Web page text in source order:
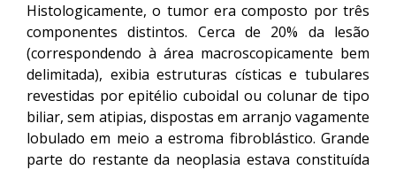
Histologicamente, o tumor era composto por três
componentes distintos. Cerca de 20% da lesão
(correspondendo à área macroscopicamente bem
delimitada), exibia estruturas císticas e tubulares
revestidas por epitélio cuboidal ou colunar de tipo
biliar, sem atipias, dispostas em arranjo vagamente
lobulado em meio a estroma fibroblástico. Grande
parte do restante da neoplasia estava constituída